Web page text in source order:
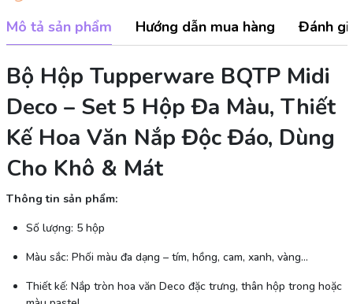
Mô tả sản phẩm Hướng dẫn mua hàng Đánh
Bộ Hộp Tupperware BQTP Midi
Deco – Set 5 Hộp Đa Màu, Thiết
Kế Hoa Văn Nắp Độc Đáo, Dùng
Cho Khô & Mát
Thông tin sản phẩm:
Số lượng: 5 hộp
Màu sắc: Phối màu đa dạng – tím, hồng, cam, xanh, vàng…
Thiết kế: Nắp tròn hoa văn Deco đặc trưng, thân hộp trong hoặc